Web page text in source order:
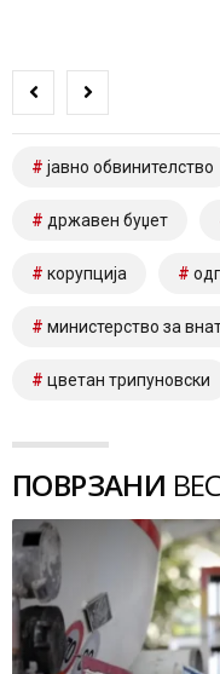
јавно обвинителство
државен буџет
корупција
министерство за
цветан трипуновски
ПОВРЗАНИ